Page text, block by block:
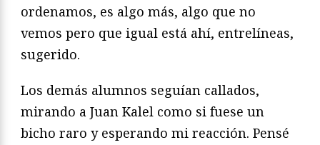
ordenamos, es algo más, algo que no
vemos pero que igual está ahí, entrelíneas,
sugerido.
Los demás alumnos seguían callados,
mirando a Juan Kalel como si fuese un
bicho raro y esperando mi reacción. Pensé